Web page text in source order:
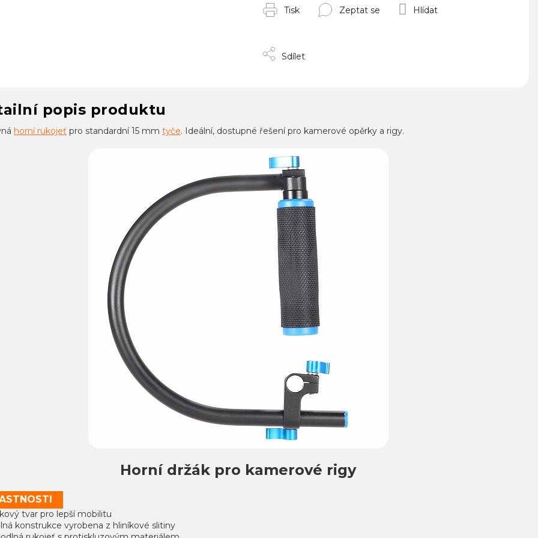
Tisk Zeptat se Hlídat
Sdílet
popis produktu
horní rukojeť pro standardní 15 mm tyče. Ideální, dostupné řešení pro kamerové opěrky a rigy.
Horní držák pro kamerové rigy
tvar pro lepší mobilitu
konstrukce vyrobena z hliníkové slitiny